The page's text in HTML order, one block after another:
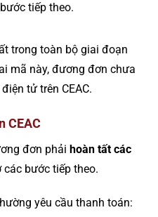
tiếp theo.
trong toàn bộ giai đoạn
mã này, đương đơn chưa
tử trên CEAC.
CEAC
đơn phải hoàn tất các
bước tiếp theo.
yêu cầu thanh toán: